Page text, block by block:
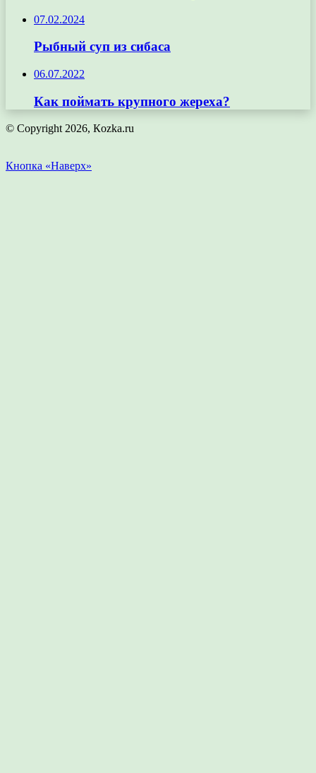
07.02.2024
Рыбный суп из сибаса
06.07.2022
Как поймать крупного жереха?
© Copyright 2026, Кozka.ru
Кнопка «Наверх»